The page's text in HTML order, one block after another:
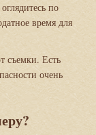
по
время для
съемки. Есть
очень